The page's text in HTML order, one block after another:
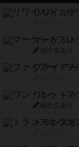
リワイル
マーケット
紹介文あり
ファイア
ワン・ト
紹介文あり
トランス